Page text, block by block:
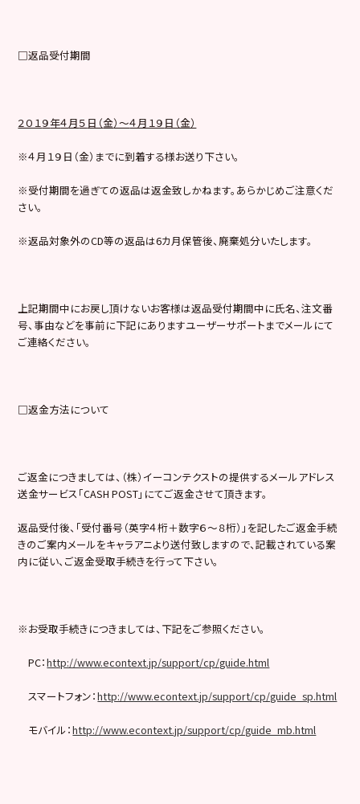
□返品受付期間
２０１ ９年４月５ 日（金）～４月１９ 日（金）
※４月１９日（金）までに到着する様お送り下さい。
※受付期間を過ぎての返品は返金致しかねます。あらかじめご注意くだ
さい。
※返品対象外のCD等の返品は6カ月保管後、廃棄処分いたします。
上記期間中にお戻し頂けないお客様は返品受付期間中に氏名、注文番
号、事由などを事前に下記にありますユーザーサポートまでメールにて
ご連絡ください。
□返金方法について
ご返金につきましては、（株）イーコンテクストの提供するメールアドレス
送金サービス「CASH POST」にてご返金させて頂きます。
返品受付後、「受付番号（英字４桁＋数字６～８桁）」を記したご返金手続
きのご案内メールをキャラアニより送付致しますので、記載されている案
内に従い、ご返金受取手続きを行って下さい。
※お受取手続きにつきましては、下記をご参照ください。
PC：http://www.econtext.jp/support/cp/guide.html
スマートフォン：http://www.econtext.jp/support/cp/guide_sp.html
モバイル：http://www.econtext.jp/support/cp/guide_mb.html